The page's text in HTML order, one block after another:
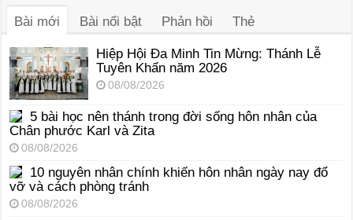
Bài mới Bài nổi bật Phản hồi Thẻ
Hiệp Hội Đa Minh Tin Mừng: Thánh Lễ
Tuyên Khấn năm 2026
08/08/2026
5 bài học nên thánh trong đời sống hôn nhân của
Chân phước Karl và Zita
08/08/2026
10 nguyên nhân chính khiến hôn nhân ngày nay đổ
vỡ và cách phòng tránh
08/08/2026